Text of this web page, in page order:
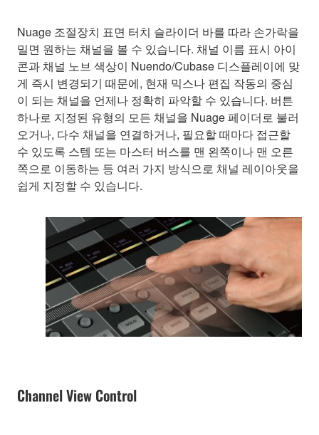
Nuage 조절장치 표면 터치 슬라이더 바를 따라 손가락을
밀면 원하는 채널을 볼 수 있습니다. 채널 이름 표시 아이
콘과 채널 노브 색상이 Nuendo/Cubase 디스플레이에 맞
게 즉시 변경되기 때문에, 현재 믹스나 편집 작동의 중심
이 되는 채널을 언제나 정확히 파악할 수 있습니다. 버튼
하나로 지정된 유형의 모든 채널을 Nuage 페이더로 불러
오거나, 다수 채널을 연결하거나, 필요할 때마다 접근할
수 있도록 스템 또는 마스터 버스를 맨 왼쪽이나 맨 오른
쪽으로 이동하는 등 여러 가지 방식으로 채널 레이아웃을
쉽게 지정할 수 있습니다.
Channel View Control